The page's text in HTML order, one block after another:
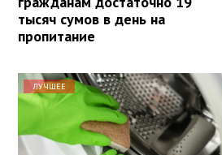
тысяч сумов в день на
пропитание
ЛУЧШЕЕ